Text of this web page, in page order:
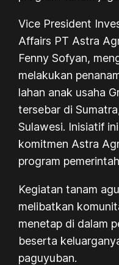
Vice President
Affairs PT Astra
Fenny Sofyan,
melakukan
lahan anak usaha
tersebar di
Sulawesi. Inisiatif
komitmen Astra
program
Kegiatan tanam
melibatkan
menetap di dalam
beserta
paguyuban.